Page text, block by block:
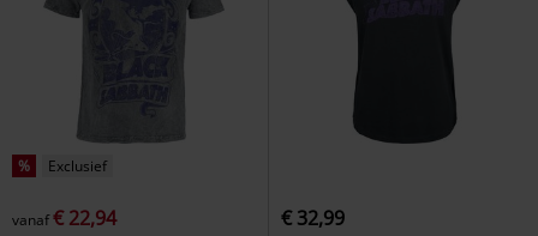
% Exclusief
vanaf€ 22,94 € 32,99